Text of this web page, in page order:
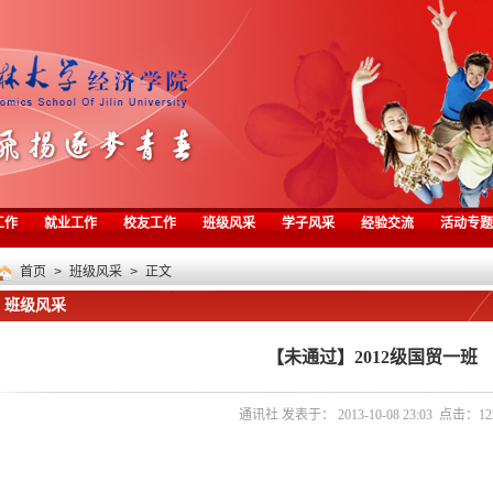
作 就业工作 校友工作 班级风采 学子风采 经验交流 活动专题
首页 > 班级风采 > 正文
班级风采
【未通过】2012级国贸一班
通讯社 发表于： 2013-10-08 23:03 点击：